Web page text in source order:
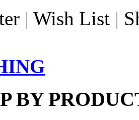
| Wish List |
BY